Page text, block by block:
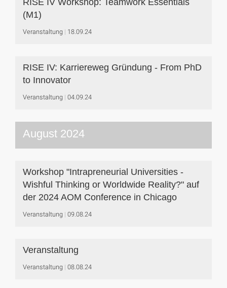
RISE IV Workshop: Teamwork Essentials
(M1)
Veranstaltung 18.09.24
RISE IV: Karriereweg Gründung - From PhD
to Innovator
Veranstaltung 04.09.24
August 2024
Workshop "Intrapreneurial Universities -
Wishful Thinking or Worldwide Reality?" auf
der 2024 AOM Conference in Chicago
Veranstaltung 09.08.24
Veranstaltung
Veranstaltung 08.08.24